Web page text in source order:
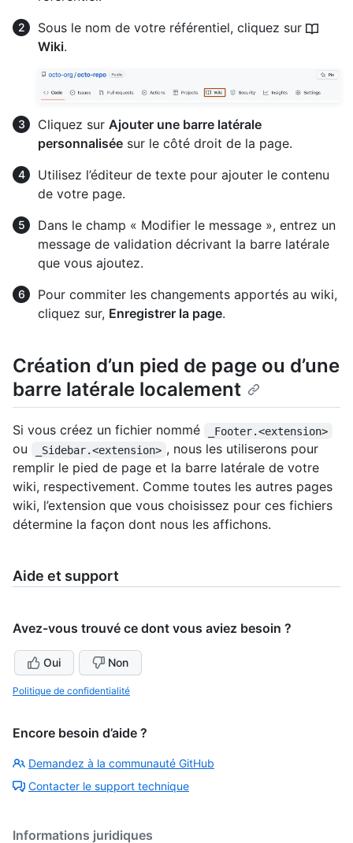
Sous le nom de votre référentiel, cliquez sur
Wiki.
Cliquez sur Ajouter une barre latérale
personnalisée sur le côté droit de la page.
Utilisez l’éditeur de texte pour ajouter le contenu
de votre page.
Dans le champ « Modifier le message », entrez un
message de validation décrivant la barre latérale
que vous ajoutez.
Pour commiter les changements apportés au wiki,
cliquez sur, Enregistrer la page.
Création d’un pied de page ou d’une
barre latérale localement
Si vous créez un fichier nommé _Footer.<extension>
ou _Sidebar.<extension> , nous les utiliserons pour
remplir le pied de page et la barre latérale de votre
wiki, respectivement. Comme toutes les autres pages
wiki, l’extension que vous choisissez pour ces fichiers
détermine la façon dont nous les affichons.
Aide et support
Avez-vous trouvé ce dont vous aviez besoin ?
Oui Non
Politique de confidentialité
Encore besoin d’aide ?
Demandez à la communauté GitHub
Contacter le support technique
Informations juridiques